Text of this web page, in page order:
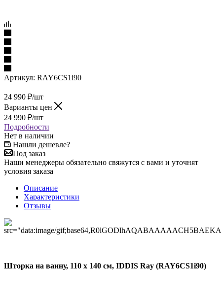
Артикул: RAY6CS1i90
24 990 ₽/шт
Варианты цен
24 990 ₽/шт
Подробности
Нет в наличии
Нашли дешевле?
Под заказ
Наши менеджеры обязательно свяжутся с вами и уточнят
условия заказа
Описание
Характеристики
Отзывы
Шторка на ванну, 110 x 140 см, IDDIS Ray (RAY6CS1i90)